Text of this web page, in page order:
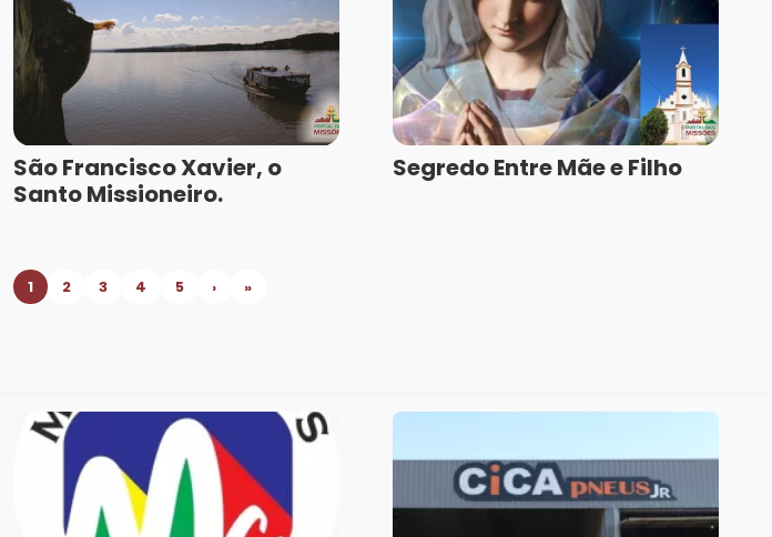
São Francisco Xavier, o
Santo Missioneiro.
Segredo Entre Mãe e Filho
1 2 3 4 5 › »